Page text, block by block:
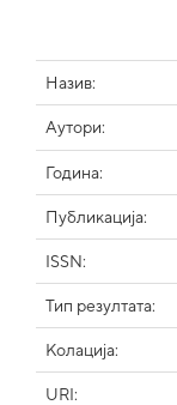
Назив:
Аутори:
Година:
Публикација:
ISSN:
Тип резултата:
Колација:
URI: